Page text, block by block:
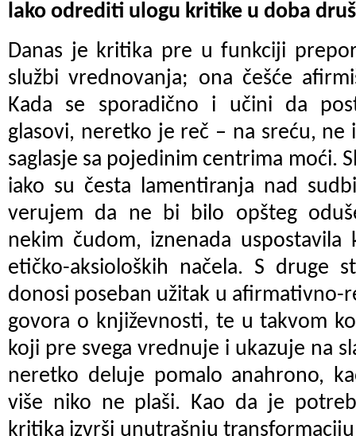
lako odrediti ulogu kritike u doba
Danas je kritika pre u funkciji
službi vrednovanja; ona češće
Kada se sporadično i učini da
glasovi, neretko je reč – na sreću,
saglasje sa pojedinim centrima moći.
iako su česta lamentiranja nad
verujem da ne bi bilo opšteg
nekim čudom, iznenada
etičko-aksioloških načela. S druge
donosi poseban užitak u afirmativno-
govora o književnosti, te u takvom
koji pre svega vrednuje i ukazuje na
neretko deluje pomalo anahrono,
više niko ne plaši. Kao da je
kritika izvrši unutrašnju